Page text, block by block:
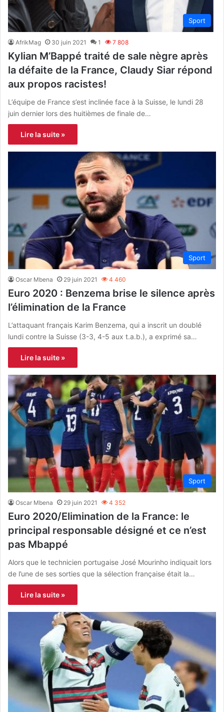
Sport
AfrikMag 30 juin 2021 1 7 808
Kylian M’Bappé traité de sale nègre après
la défaite de la France, Claudy Siar répond
aux propos racistes!
L’équipe de France s’est inclinée face à la Suisse, le lundi 28
juin dernier lors des huitièmes de finale de…
Lire la suite »
Sport
Oscar Mbena 29 juin 2021 4 460
Euro 2020 : Benzema brise le silence après
l’élimination de la France
L’attaquant français Karim Benzema, qui a inscrit un doublé
lundi contre la Suisse (3-3, 4-5 aux t.a.b.), a exprimé sa…
Lire la suite »
Sport
Oscar Mbena 29 juin 2021 4 352
Euro 2020/Elimination de la France: le
principal responsable désigné et ce n’est
pas Mbappé
Alors que le technicien portugaise José Mourinho indiquait lors
de l’une de ses sorties que la sélection française était la…
Lire la suite »